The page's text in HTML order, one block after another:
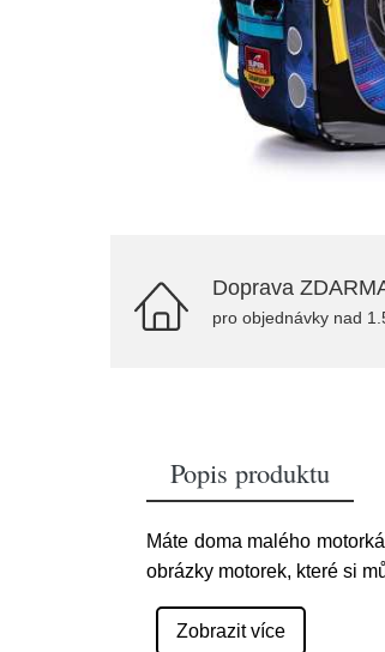
Doprava
pro objednávky nad
Popis produktu
Máte doma malého
obrázky motorek, které si
Zobrazit více